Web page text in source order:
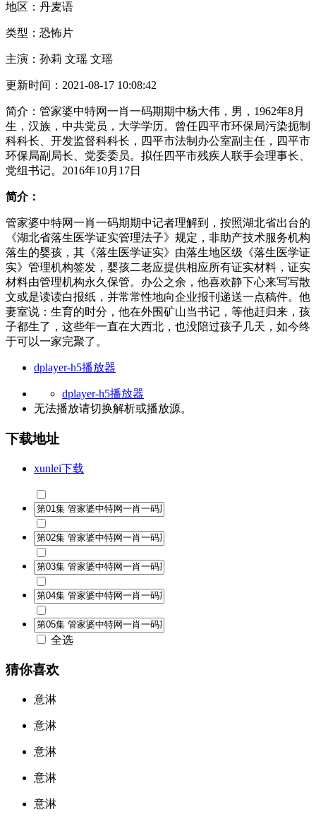
地区： 丹麦语
类型： 恐怖片
主演： 孙莉 文瑶 文瑶
更新时间： 2021-08-17 10:08:42
简介： 管家婆中特网一肖一码期期中杨大伟，男，1962年8月
生，汉族，中共党员，大学学历。曾任四平市环保局污染扼制
科科长、开发监督科科长，四平市法制办公室副主任，四平市
环保局副局长、党委委员。拟任四平市残疾人联手会理事长、
党组书记。2016年10月17日
简介：
管家婆中特网一肖一码期期中记者理解到，按照湖北省出台的
《湖北省落生医学证实管理法子》规定，非助产技术服务机构
落生的婴孩，其《落生医学证实》由落生地区级《落生医学证
实》管理机构签发，婴孩二老应提供相应所有证实材料，证实
材料由管理机构永久保管。办公之余，他喜欢静下心来写写散
文或是读读白报纸，并常常性地向企业报刊递送一点稿件。他
妻室说：生育的时分，他在外围矿山当书记，等他赶归来，孩
子都生了，这些年一直在大西北，也没陪过孩子几天，如今终
于可以一家完聚了。
dplayer-h5播放器
dplayer-h5播放器
无法播放请切换解析或播放源。
下载地址
xunlei下载
全选
猜你喜欢
意淋
意淋
意淋
意淋
意淋